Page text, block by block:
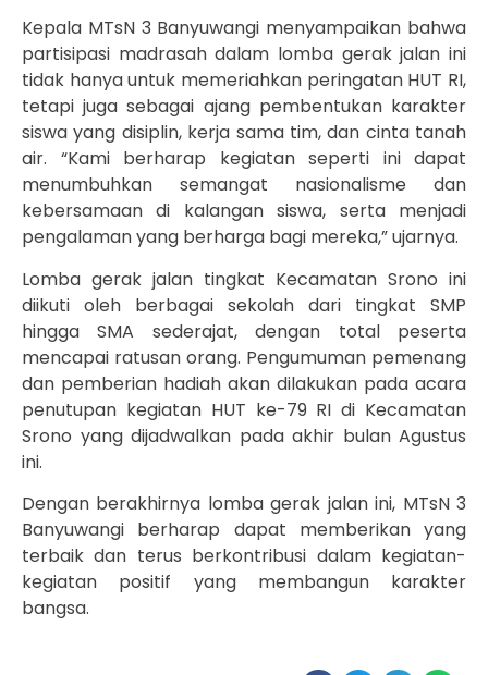
Kepala MTsN 3 Banyuwangi menyampaikan bahwa
partisipasi madrasah dalam lomba gerak jalan ini
tidak hanya untuk memeriahkan peringatan HUT RI,
tetapi juga sebagai ajang pembentukan karakter
siswa yang disiplin, kerja sama tim, dan cinta tanah
air. “Kami berharap kegiatan seperti ini dapat
menumbuhkan semangat nasionalisme dan
kebersamaan di kalangan siswa, serta menjadi
pengalaman yang berharga bagi mereka,” ujarnya.
Lomba gerak jalan tingkat Kecamatan Srono ini
diikuti oleh berbagai sekolah dari tingkat SMP
hingga SMA sederajat, dengan total peserta
mencapai ratusan orang. Pengumuman pemenang
dan pemberian hadiah akan dilakukan pada acara
penutupan kegiatan HUT ke-79 RI di Kecamatan
Srono yang dijadwalkan pada akhir bulan Agustus
ini.
Dengan berakhirnya lomba gerak jalan ini, MTsN 3
Banyuwangi berharap dapat memberikan yang
terbaik dan terus berkontribusi dalam kegiatan-
kegiatan positif yang membangun karakter
bangsa.